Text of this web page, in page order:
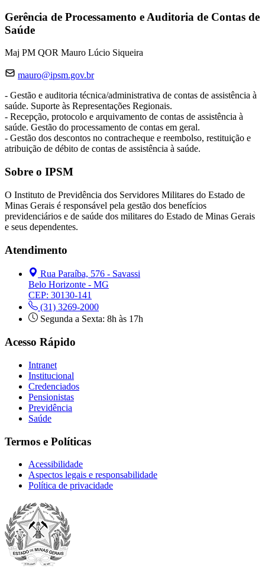
Gerência de Processamento e Auditoria de Contas de
Saúde
Maj PM QOR Mauro Lúcio Siqueira
mauro@ipsm.gov.br
- Gestão e auditoria técnica/administrativa de contas de assistência à
saúde. Suporte às Representações Regionais.
- Recepção, protocolo e arquivamento de contas de assistência à
saúde. Gestão do processamento de contas em geral.
- Gestão dos descontos no contracheque e reembolso, restituição e
atribuição de débito de contas de assistência à saúde.
Sobre o IPSM
O Instituto de Previdência dos Servidores Militares do Estado de
Minas Gerais é responsável pela gestão dos benefícios
previdenciários e de saúde dos militares do Estado de Minas Gerais
e seus dependentes.
Atendimento
Rua Paraíba, 576 - Savassi
Belo Horizonte - MG
CEP: 30130-141
(31) 3269-2000
Segunda a Sexta: 8h às 17h
Acesso Rápido
Intranet
Institucional
Credenciados
Pensionistas
Previdência
Saúde
Termos e Políticas
Acessibilidade
Aspectos legais e responsabilidade
Política de privacidade